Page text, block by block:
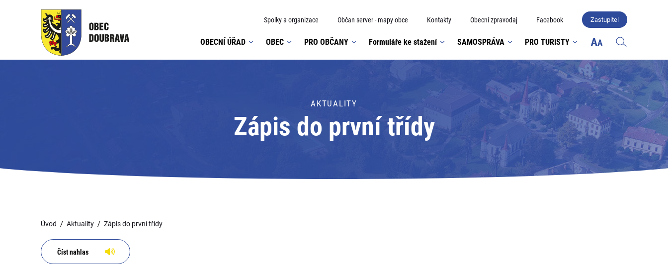
Spolky a organizace Občan server - mapy obce Kontakty Obecní zpravodaj Facebook Zastupitel
OBECNÍ ÚŘAD OBEC PRO OBČANY Formuláře ke stažení SAMOSPRÁVA PRO TURISTY
AKTUALITY
Zápis do první třídy
Úvod Aktuality Zápis do první třídy
Číst nahlas